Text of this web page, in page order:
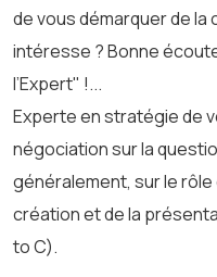
de vous démarquer de
intéresse ? Bonne
l’Expert" !...
Experte en stratégie de
négociation sur la
généralement, sur le rôle
création et de la
to C).